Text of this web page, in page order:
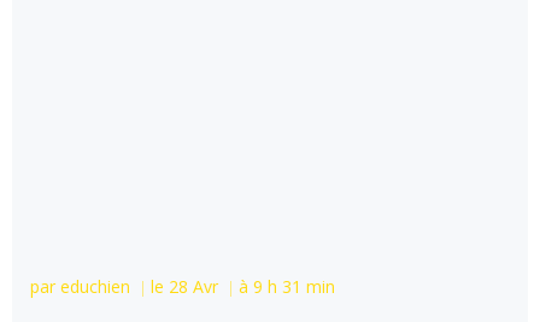
par educhien | le 28 Avr | à 9 h 31 min